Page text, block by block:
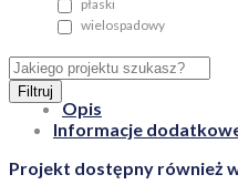
płaski
wielospadowy
Filtruj
Opis
Informacje
Projekt dostępny również